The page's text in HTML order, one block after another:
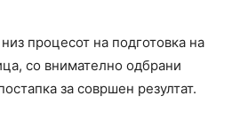
процесот на подготовка на
со внимателно одбрани
за совршен резултат.